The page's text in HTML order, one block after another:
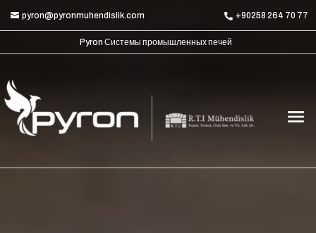
pyron@pyronmuhendislik.com +90258 264 70 77
Pyron Системы промышленных печей